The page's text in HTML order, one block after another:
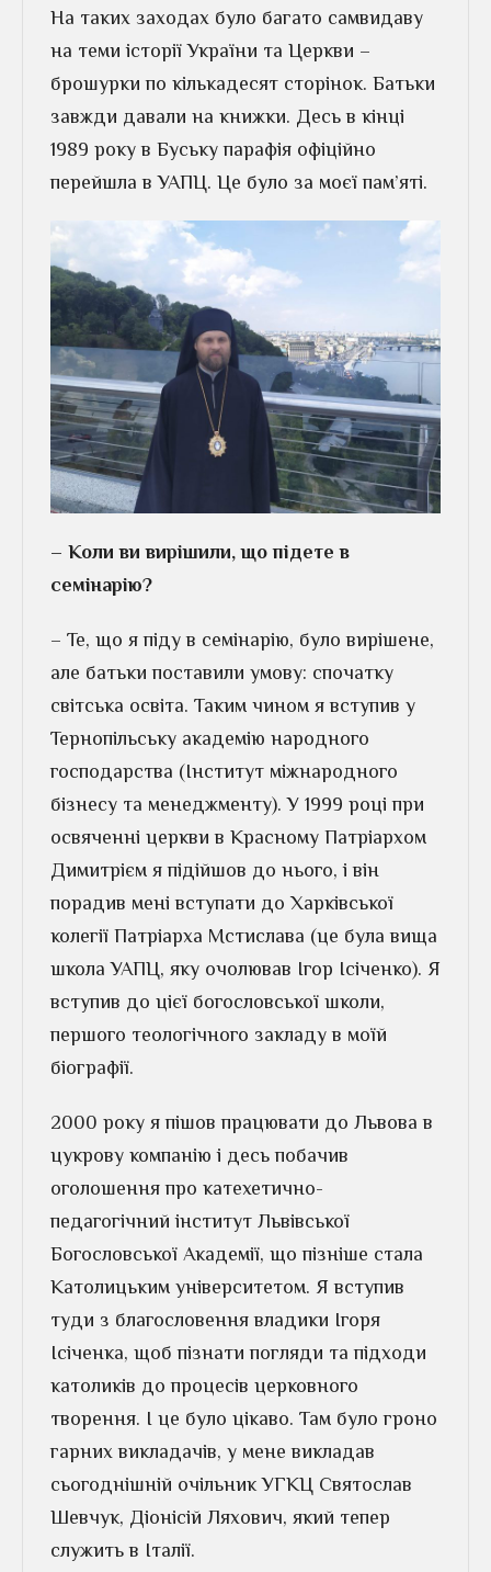
На таких заходах було багато самвидаву
на теми історії України та Церкви –
брошурки по кількадесят сторінок. Батьки
завжди давали на книжки. Десь в кінці
1989 року в Буську парафія офіційно
перейшла в УАПЦ. Це було за моєї пам’яті.
– Коли ви вирішили, що підете в
семінарію?
– Те, що я піду в семінарію, було вирішене,
але батьки поставили умову: спочатку
світська освіта. Таким чином я вступив у
Тернопільську академію народного
господарства (Інститут міжнародного
бізнесу та менеджменту). У 1999 році при
освяченні церкви в Красному Патріархом
Димитрієм я підійшов до нього, і він
порадив мені вступати до Харківської
колегії Патріарха Мстислава (це була вища
школа УАПЦ, яку очолював Ігор Ісіченко). Я
вступив до цієї богословської школи,
першого теологічного закладу в моїй
біографії.
2000 року я пішов працювати до Львова в
цукрову компанію і десь побачив
оголошення про катехетично-
педагогічний інститут Львівської
Богословської Академії, що пізніше стала
Католицьким університетом. Я вступив
туди з благословення владики Ігоря
Ісіченка, щоб пізнати погляди та підходи
католиків до процесів церковного
творення. І це було цікаво. Там було гроно
гарних викладачів, у мене викладав
сьогоднішній очільник УГКЦ Святослав
Шевчук, Діонісій Ляхович, який тепер
служить в Італії.